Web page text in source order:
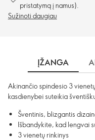
pristatymą į namus).
Sužinoti daugiau
ĮŽANGA
Akinančio spindesio 3
kasdienybei suteikia
Šventinis, blizgantis
Išbandykite, kad lengvai
3 vienetų rinkinys